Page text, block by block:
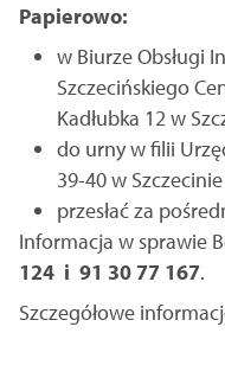
Papierowo:
w Biurze Obsługi
Szczecińskiego
Kadłubka 12 w
do urny w filii
39-40 w Szczecinie
przesłać za
Informacja w sprawie
124 i 91 30 77 167.
Szczegółowe